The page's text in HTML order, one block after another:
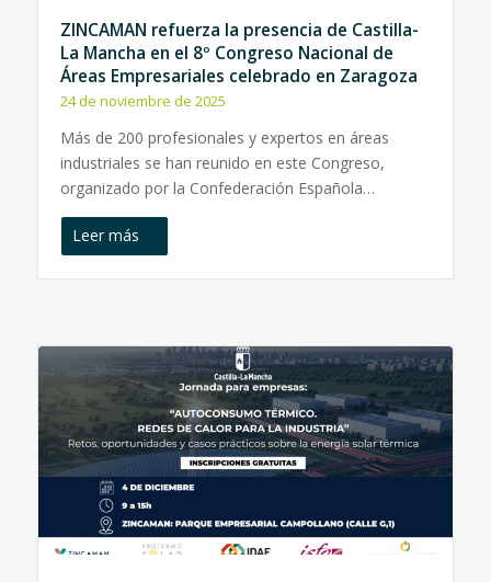
ZINCAMAN refuerza la presencia de Castilla-
La Mancha en el 8º Congreso Nacional de
Áreas Empresariales celebrado en Zaragoza
24 de noviembre de 2025
Más de 200 profesionales y expertos en áreas
industriales se han reunido en este Congreso,
organizado por la Confederación Española…
Leer más